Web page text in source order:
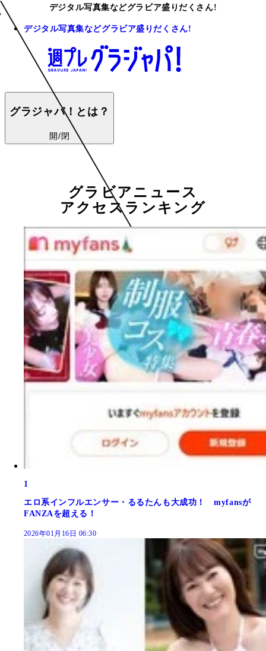
デジタル写真集などグラビア盛りだくさん!
デジタル写真集などグラビア盛りだくさん!
グラジャパ！とは？
開/閉
グラビアニュース
アクセスランキング
1
エロ系インフルエンサー・るるたんも大成功！ myfansが
FANZAを超える！
2026年01月16日 06:30